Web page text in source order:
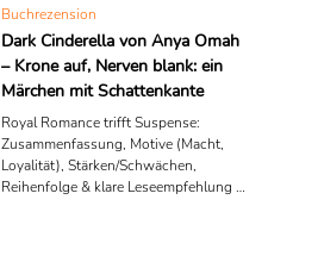
Buchrezension
Dark Cinderella von Anya Omah
– Krone auf, Nerven blank: ein
Märchen mit Schattenkante
Royal Romance trifft Suspense:
Zusammenfassung, Motive (Macht,
Loyalität), Stärken/Schwächen,
Reihenfolge & klare Leseempfehlung –